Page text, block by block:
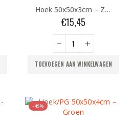
Hoek 50x50x3cm – Zwart
€15,45
TOEVOEGEN AAN WINKELWAGEN
-45%